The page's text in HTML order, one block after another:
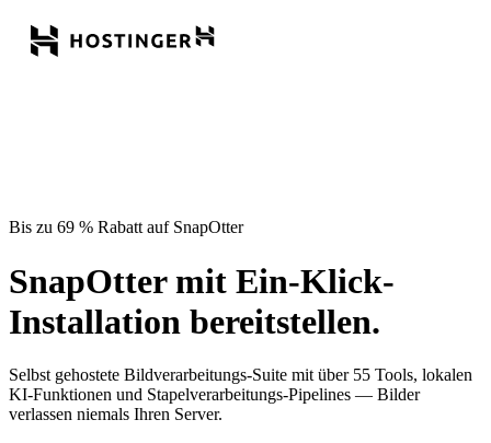
Bis zu 69 % Rabatt auf SnapOtter
SnapOtter mit Ein-Klick-
Installation bereitstellen.
Selbst gehostete Bildverarbeitungs-Suite mit über 55 Tools, lokalen
KI-Funktionen und Stapelverarbeitungs-Pipelines — Bilder
verlassen niemals Ihren Server.